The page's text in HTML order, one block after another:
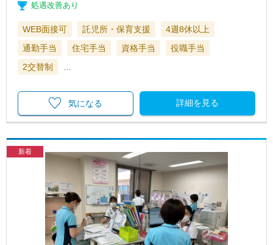
処遇改善あり
WEB面接可 託児所・保育支援
4週8休以上
通勤手当
住宅手当 資格手当
役職手当
2交替制
…
詳細を見る
気になる
新着